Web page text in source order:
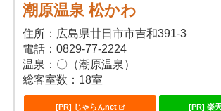
潮原温泉 松かわ
住所：広島県廿日市市吉和391-3
電話：0829-77-2224
温泉：〇（潮原温泉）
総客室数：18室
[PR] じゃらんnet [PR] 楽